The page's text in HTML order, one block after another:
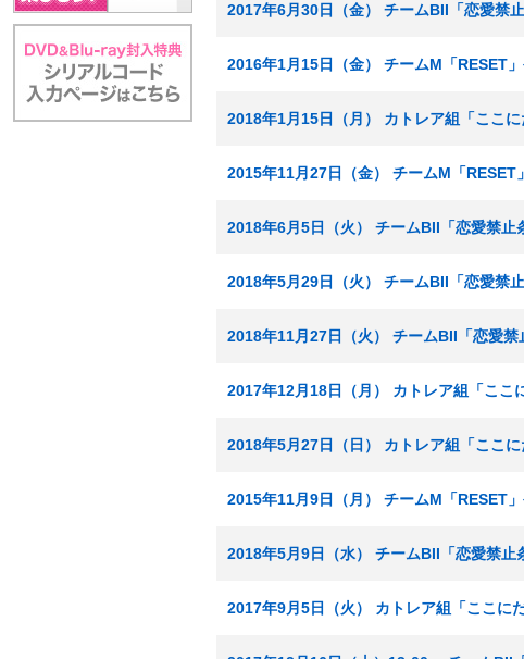
2017年6月30日（金） チームBII「恋愛禁
2016年1月15日（金） チームM「RESET
2018年1月15日（月） カトレア組「ここ
2015年11月27日（金） チームM「RESET
2018年6月5日（火） チームBII「恋愛禁止
2018年5月29日（火） チームBII「恋愛禁
2018年11月27日（火） チームBII「恋愛
2017年12月18日（月） カトレア組「ここ
2018年5月27日（日） カトレア組「ここ
2015年11月9日（月） チームM「RESET
2018年5月9日（水） チームBII「恋愛禁止
2017年9月5日（火） カトレア組「ここに